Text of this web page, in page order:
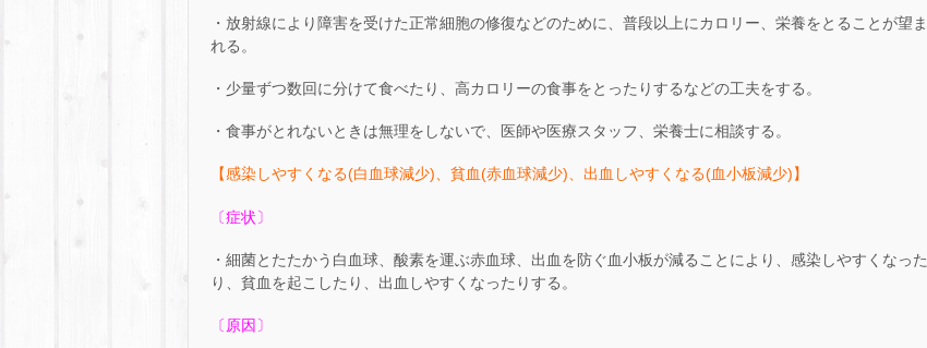
・放射線により障害を受けた正常細胞の修復などのために、普段以上にカロリー、栄養をとることが望ま
れる。
・少量ずつ数回に分けて食べたり、高カロリーの食事をとったりするなどの工夫をする。
・食事がとれないときは無理をしないで、医師や医療スタッフ、栄養士に相談する。
【感染しやすくなる(白血球減少)、貧血(赤血球減少)、出血しやすくなる(血小板減少)】
〔症状〕
・細菌とたたかう白血球、酸素を運ぶ赤血球、出血を防ぐ血小板が減ることにより、感染しやすくなった
り、貧血を起こしたり、出血しやすくなったりする。
〔原因〕